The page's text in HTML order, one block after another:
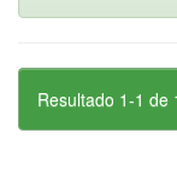
Resultado 1-1 de